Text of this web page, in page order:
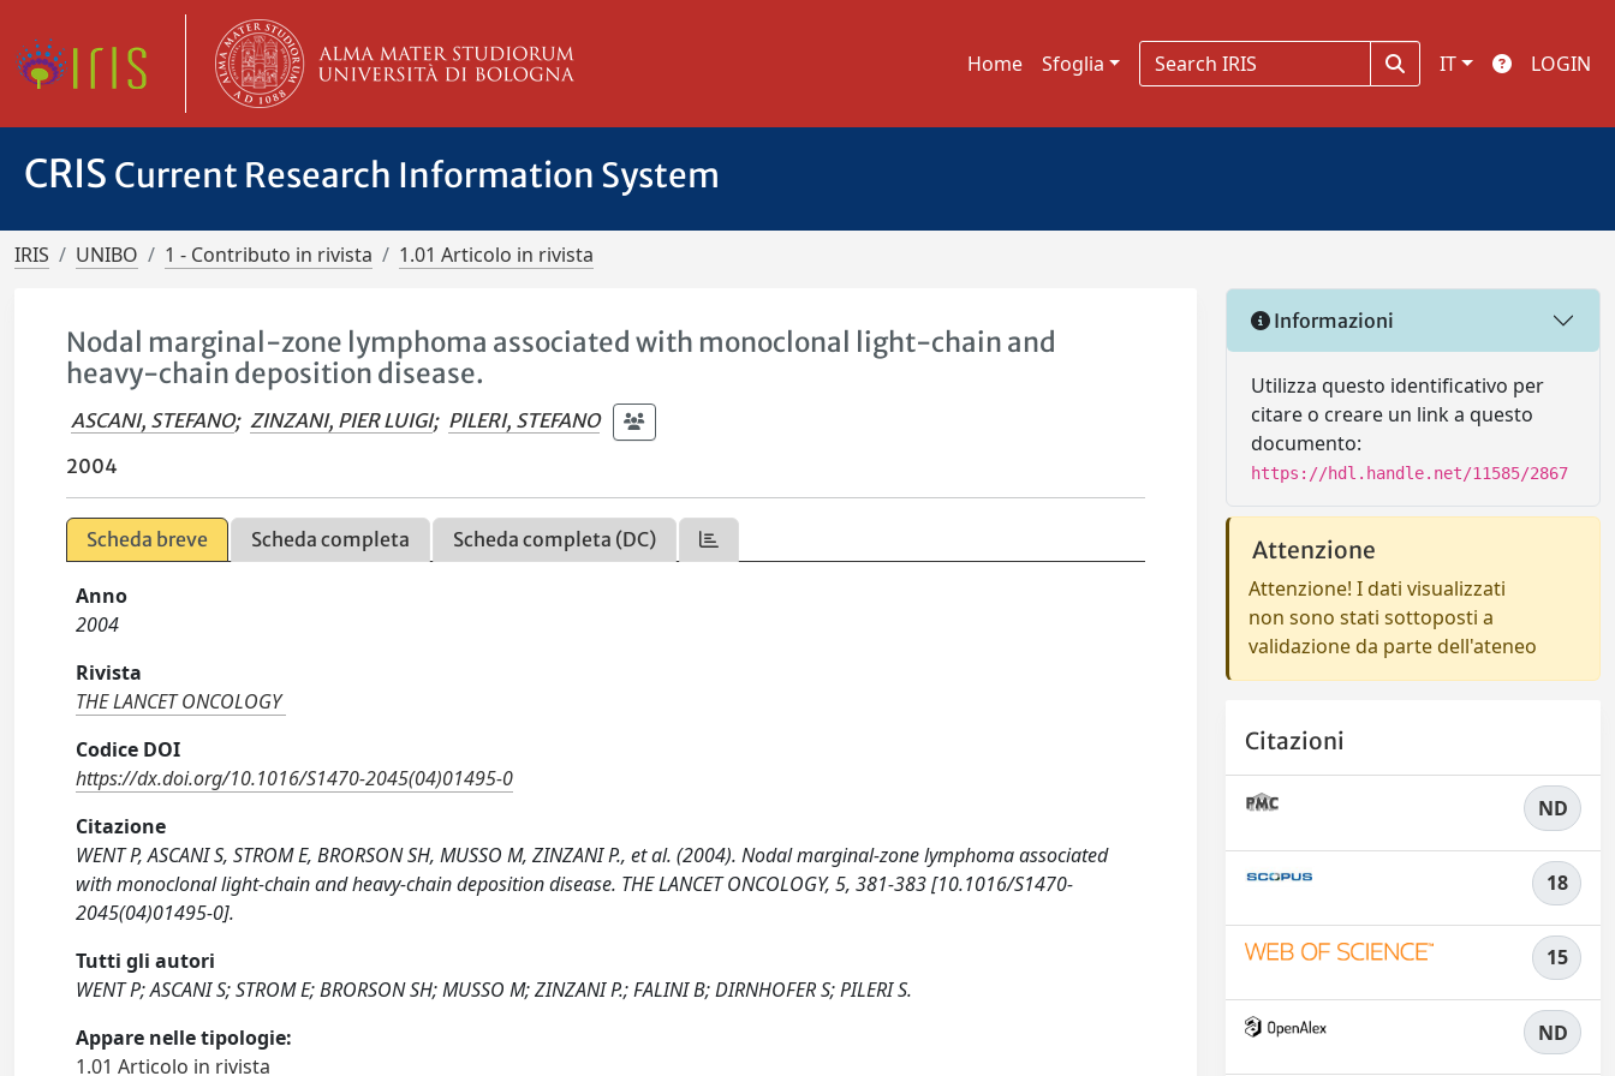
Home Sfoglia IT LOGIN
CRIS Current Research Information System
IRIS UNIBO 1 - Contributo in rivista 1.01 Articolo in rivista
Nodal marginal-zone lymphoma associated with monoclonal light-chain and
heavy-chain deposition disease.
ASCANI, STEFANO; ZINZANI, PIER LUIGI; PILERI, STEFANO
2004
Scheda breve Scheda completa Scheda completa (DC)
Anno
2004
Rivista
THE LANCET ONCOLOGY
Codice DOI
https://dx.doi.org/10.1016/S1470-2045(04)01495-0
Citazione
WENT P, ASCANI S, STROM E, BRORSON SH, MUSSO M, ZINZANI P., et al. (2004). Nodal marginal-zone lymphoma associated
with monoclonal light-chain and heavy-chain deposition disease. THE LANCET ONCOLOGY, 5, 381-383 [10.1016/S1470-
2045(04)01495-0].
Tutti gli autori
WENT P; ASCANI S; STROM E; BRORSON SH; MUSSO M; ZINZANI P.; FALINI B; DIRNHOFER S; PILERI S.
Appare nelle tipologie:
1.01 Articolo in rivista
Informazioni
Utilizza questo identificativo per
citare o creare un link a questo
documento:
https://hdl.handle.net/11585/2867
Attenzione
Attenzione! I dati visualizzati
non sono stati sottoposti a
validazione da parte dell'ateneo
Citazioni
ND
18
15
ND